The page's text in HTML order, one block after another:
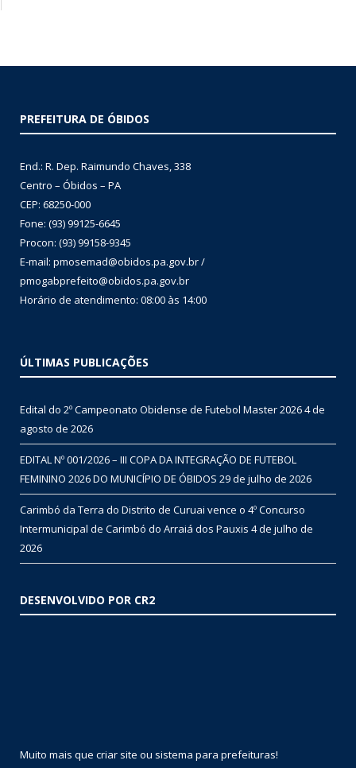
PREFEITURA DE ÓBIDOS
End.: R. Dep. Raimundo Chaves, 338
Centro – Óbidos – PA
CEP: 68250-000
Fone: (93) 99125-6645
Procon: (93) 99158-9345
E-mail: pmosemad@obidos.pa.gov.br /
pmogabprefeito@obidos.pa.gov.br
Horário de atendimento: 08:00 às 14:00
ÚLTIMAS PUBLICAÇÕES
Edital do 2º Campeonato Obidense de Futebol Master 20264 de
agosto de 2026
EDITAL Nº 001/2026 – III COPA DA INTEGRAÇÃO DE FUTEBOL
FEMININO 2026 DO MUNICÍPIO DE ÓBIDOS 29 de julho de 2026
Carimbó da Terra do Distrito de Curuai vence o 4º Concurso
Intermunicipal de Carimbó do Arraiá dos Pauxis 4 de julho de
2026
DESENVOLVIDO POR CR2
Muito mais que criar site ou sistema para prefeituras!